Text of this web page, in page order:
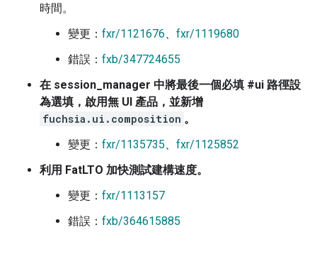
時間。
變更： fxr/1121676、 fxr/1119680
錯誤： fxb/347724655
在 session_manager 中將最後一個必填 #ui 路徑設
為選填，啟用無 UI 產品，並新增
fuchsia.ui.composition 。
變更： fxr/1135735、 fxr/1125852
利用 FatLTO 加快測試建構速度。
變更： fxr/1113157
錯誤： fxb/364615885